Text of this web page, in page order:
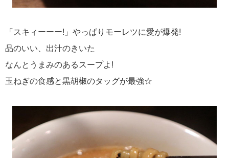
「スキィーーー!」やっぱりモーレツに愛が爆発!
品のいい、出汁のきいた
なんとうまみのあるスープよ!
玉ねぎの食感と黒胡椒のタッグが最強☆